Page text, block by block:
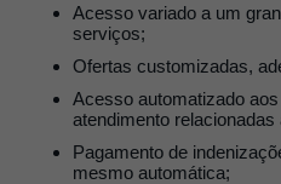
Acesso variado a um
serviços;
Ofertas customizadas,
Acesso automatizado
atendimento relacionadas
Pagamento de
mesmo automática;